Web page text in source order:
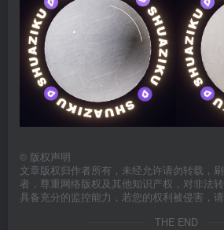
© 版权声明
文章版权归作者所有，未经允许请勿转载，
者，尊重网络版权及其他知识产权，对非法
具备充分的监控能力，若您的权利被侵害，
THE END